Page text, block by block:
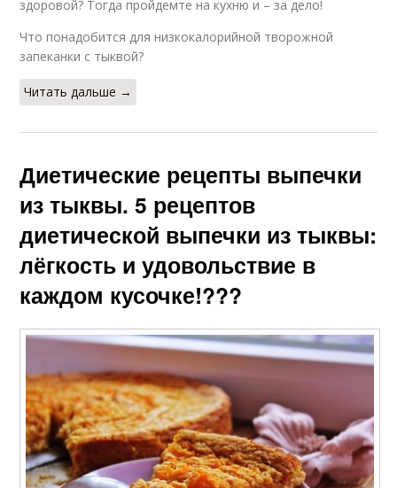
здоровой? Тогда пройдемте на кухню и – за дело!
Что понадобится для низкокалорийной творожной
запеканки с тыквой?
Читать дальше →
Диетические рецепты выпечки
из тыквы. 5 рецептов
диетической выпечки из тыквы:
лёгкость и удовольствие в
каждом кусочке!???